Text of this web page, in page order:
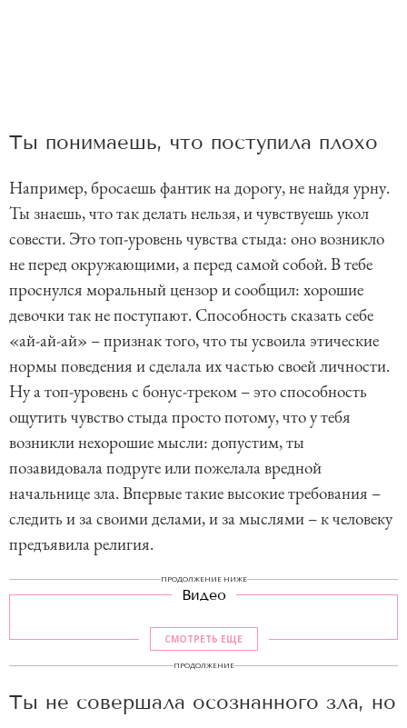
Ты понимаешь, что поступила плохо
Например, бросаешь фантик на дорогу, не найдя урну.
Ты знаешь, что так делать нельзя, и чувствуешь укол
совести. Это топ-уровень чувства стыда: оно возникло
не перед окружающими, а перед самой собой. В тебе
проснулся моральный цензор и сообщил: хорошие
девочки так не поступают. Способность сказать себе
«ай-ай-ай» – признак того, что ты усвоила этические
нормы поведения и сделала их частью своей личности.
Ну а топ-уровень с бонус-треком – это способность
ощутить чувство стыда просто потому, что у тебя
возникли нехорошие мысли: допустим, ты
позавидовала подруге или пожелала вредной
начальнице зла. Впервые такие высокие требования –
следить и за своими делами, и за мыслями – к человеку
предъявила религия.
ПРОДОЛЖЕНИЕ НИЖЕ
Видео
СМОТРЕТЬ ЕЩЕ
ПРОДОЛЖЕНИЕ
Ты не совершала осознанного зла, но